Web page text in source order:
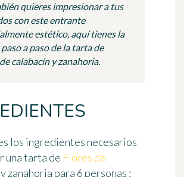
quieres impresionar a tus
con este entrante
estético, aquí tienes la
a paso de la tarta de
calabacín y zanahoria.
los ingredientes necesarios
una tarta de Flores de
y zanahoria para 6 personas :